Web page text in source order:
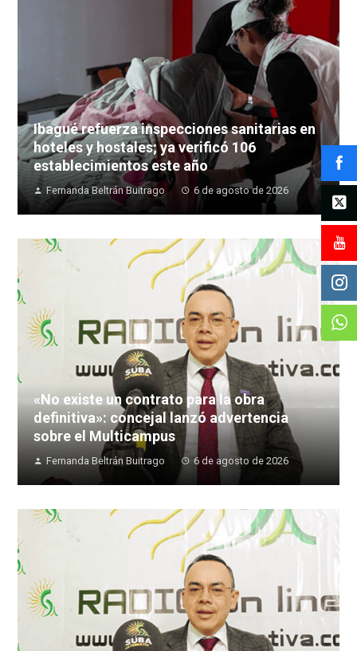
Ibagué refuerza inspecciones sanitarias en
hoteles y hostales; ya verificó 106
establecimientos este año
Fernanda Beltrán Buitrago 6 de agosto de 2026
«No existe un contrato para la obra
definitiva»: concejal lanzó advertencia
sobre el Multicampus
Fernanda Beltrán Buitrago 6 de agosto de 2026